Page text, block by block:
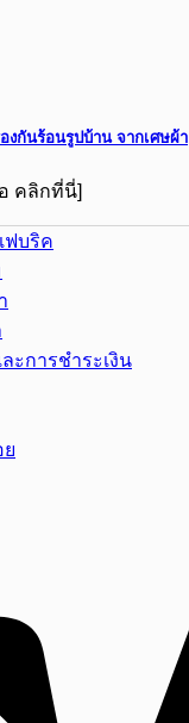
งกันร้อนรูปบ้าน จากเศษผ้า
อ คลิกที่นี่]
ฟบริค
ะการชำระเงิน